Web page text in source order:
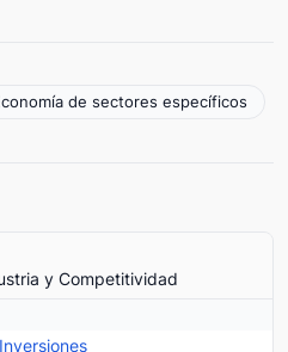
de sectores específicos
y Competitividad